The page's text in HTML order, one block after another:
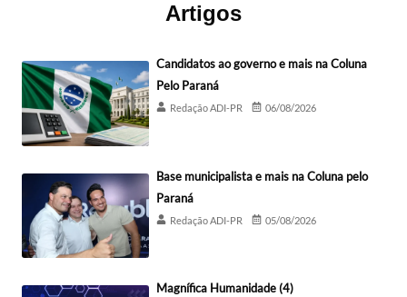
Artigos
Candidatos ao governo e mais na Coluna
Pelo Paraná
Redação ADI-PR 06/08/2026
Base municipalista e mais na Coluna pelo
Paraná
Redação ADI-PR 05/08/2026
Magnífica Humanidade (4)